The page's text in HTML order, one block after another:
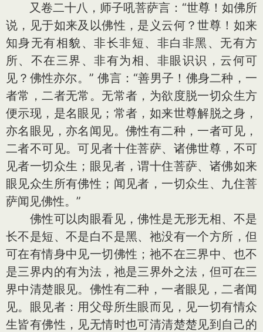
又卷二十八，师子吼菩萨言：“世尊！如佛所
说，见于如来及以佛性，是义云何？世尊！如来
知身无有相貌、非长非短、非白非黑、无有方
所、不在三界、非有为相、非眼识识，云何可
见？佛性亦尔。” 佛言：“善男子！佛身二种，一
者常，二者无常。无常者，为欲度脱一切众生方
便示现，是名眼见；常者，如来世尊解脱之身，
亦名眼见，亦名闻见。佛性有二种，一者可见，
二者不可见。可见者十住菩萨、诸佛世尊，不可
见者一切众生；眼见者，谓十住菩萨、诸佛如来
眼见众生所有佛性；闻见者，一切众生、九住菩
萨闻见佛性。”
佛性可以肉眼看见，佛性是无形无相、不是
长不是短、不是白不是黑、祂没有一个方所，但
可在有情身中见一切佛性；祂不在三界中、也不
是三界内的有为法，祂是三界外之法，但可在三
界中清楚眼见。佛性有二种，一者眼见，二者闻
见。眼见者：用父母所生眼而见，见一切有情众
生皆有佛性，见无情时也可清清楚楚见到自己的